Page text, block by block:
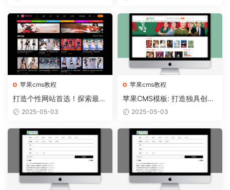
苹果cms教程
打造个性网站首选！探索最新
苹果CMS模板趋势
2025-05-03
苹果cms教程
苹果CMS模板: 打造独具创意
的个人博客！
2025-05-03